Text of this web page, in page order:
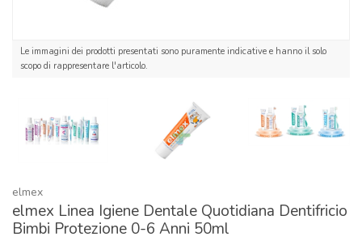
Le immagini dei prodotti presentati sono puramente indicative e hanno il solo
scopo di rappresentare l'articolo.
elmex
elmex Linea Igiene Dentale Quotidiana Dentifricio
Bimbi Protezione 0-6 Anni 50ml